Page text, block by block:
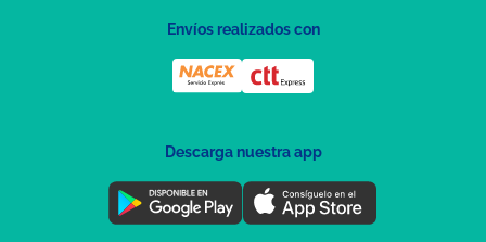
Envíos realizados con
Descarga nuestra app